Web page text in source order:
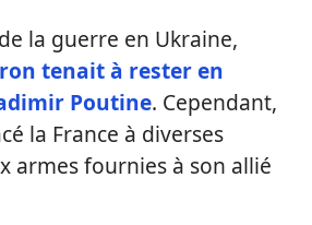
la guerre en Ukraine,
tenait à rester en
Poutine. Cependant,
la France à diverses
armes fournies à son allié